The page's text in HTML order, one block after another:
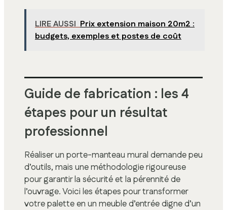
LIRE AUSSI Prix extension maison 20m2 :
budgets, exemples et postes de coût
Guide de fabrication : les 4
étapes pour un résultat
professionnel
Réaliser un porte-manteau mural demande peu
d’outils, mais une méthodologie rigoureuse
pour garantir la sécurité et la pérennité de
l’ouvrage. Voici les étapes pour transformer
votre palette en un meuble d’entrée digne d’un